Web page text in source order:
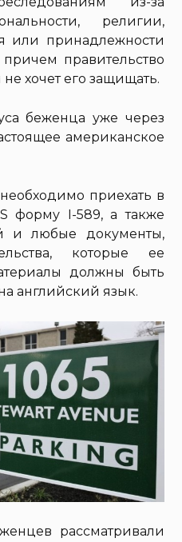
религии,
или принадлежности
правительство
хочет его защищать.
беженца уже через
американское
приехать в
форму I-589, а также
и любые документы,
которые ее
должны быть
английский язык.
рассматривали